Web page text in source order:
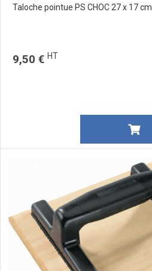
Taloche pointue PS CHOC 27 x 17 cm
9,50 € HT